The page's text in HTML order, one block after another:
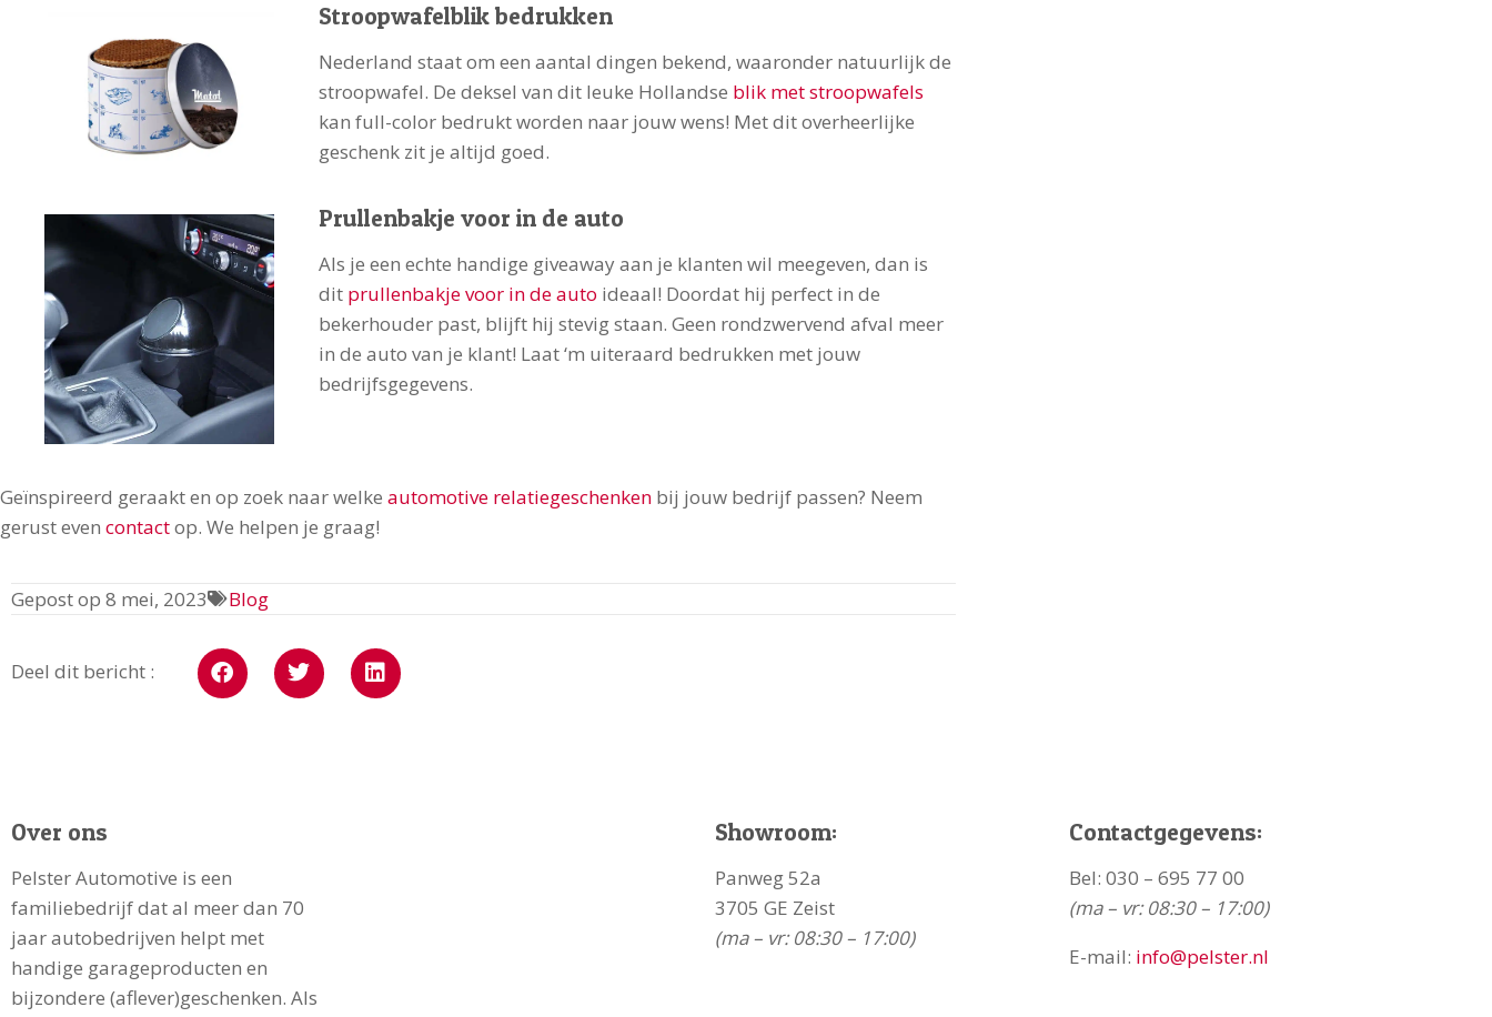
Stroopwafelblik bedrukken
Nederland staat om een aantal dingen bekend, waaronder natuurlijk de
stroopwafel. De deksel van dit leuke Hollandse blik met stroopwafels
kan full-color bedrukt worden naar jouw wens! Met dit overheerlijke
geschenk zit je altijd goed.
Prullenbakje voor in de auto
Als je een echte handige giveaway aan je klanten wil meegeven, dan is
dit prullenbakje voor in de auto ideaal! Doordat hij perfect in de
bekerhouder past, blijft hij stevig staan. Geen rondzwervend afval meer
in de auto van je klant! Laat ‘m uiteraard bedrukken met jouw
bedrijfsgegevens.
Geïnspireerd geraakt en op zoek naar welke automotive relatiegeschenken bij jouw bedrijf passen? Neem
gerust even contactop. We helpen je graag!
Gepost op 8 mei, 2023 Blog
Deel dit bericht :
Over ons
Pelster Automotive is een
familiebedrijf dat al meer dan 70
jaar autobedrijven helpt met
handige garageproducten en
bijzondere (aflever)geschenken. Als
Showroom:
Panweg 52a
3705 GE Zeist
(ma – vr: 08:30 – 17:00)
Contactgegevens:
Bel: 030 – 695 77 00
(ma – vr: 08:30 – 17:00)
E-mail: info@pelster.nl